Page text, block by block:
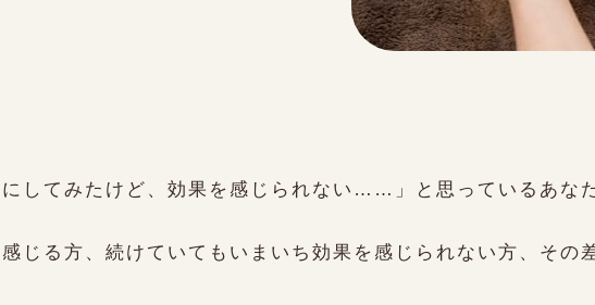
にしてみたけど、効果を感じられない……」と思っているあな
じる方、続けていてもいまいち効果を感じられない方、その
いたします。)